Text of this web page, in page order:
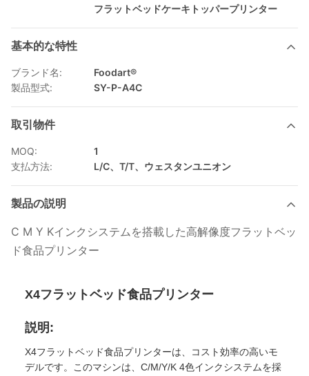
フラットベッドケーキトッパープリンター
基本的な特性
ブランド名:
Foodart®
製品型式:
SY-P-A4C
取引物件
MOQ:
1
支払方法:
L/C、T/T、ウェスタンユニオン
製品の説明
C M Y Kインクシステムを搭載した高解像度フラットベッ
ド食品プリンター
X4フラットベッド食品プリンター
説明:
X4フラットベッド食品プリンターは、コスト効率の高いモ
デルです。このマシンは、C/M/Y/K 4色インクシステムを採